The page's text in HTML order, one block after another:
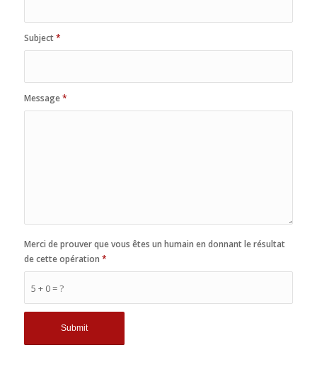
Subject*
Message*
5 + 0 = ?
Merci de prouver que vous êtes un humain en donnant le résultat
de cette opération *